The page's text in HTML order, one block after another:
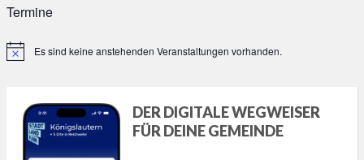
Termine
HinweisEs sind keine anstehenden Veranstaltungen vorhanden.
DER DIGITALE WEGWEISER
FÜR DEINE GEMEINDE